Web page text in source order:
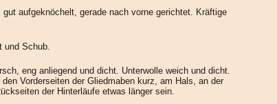
aufgeknöchelt, gerade nach vorne gerichtet. Kräftige
und Schub.
eng anliegend und dicht. Unterwolle weich und dicht.
Vorderseiten der Gliedmaben kurz, am Hals, an der
der Hinterläufe etwas länger sein.